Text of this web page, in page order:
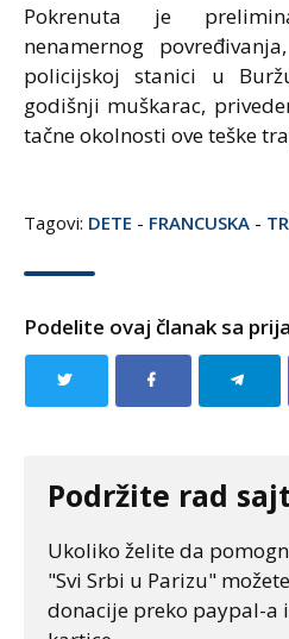
Pokrenuta je
nenamernog
policijskoj stanici u
godišnji muškarac,
tačne okolnosti ove teške
Tagovi: DETE - FRANCUSKA -
Podelite ovaj članak sa
Podržite rad
Ukoliko želite da
"Svi Srbi u Parizu"
donacije preko paypal-a